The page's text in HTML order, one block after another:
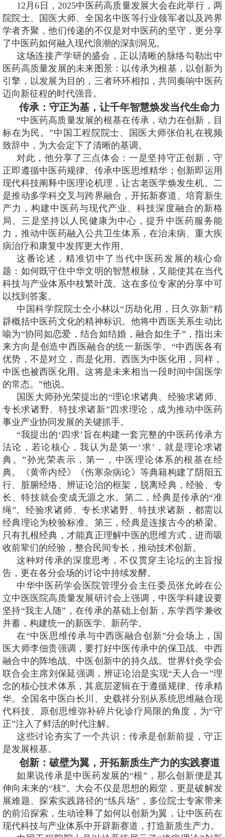
12月6日，2025中医药高质量发展大会在此举行，两
院院士、国医大师、全国名中医等行业领军者以及跨界
学者齐聚，他们传递的不仅是对中医药的坚守，更分享
了中医药如何融入现代浪潮的深刻洞见。
这场连接产学研的盛会，正以清晰的脉络勾勒出中
医药高质量发展的未来图景：以传承为根基，以创新为
引擎，以发展为目的，三者环环相扣，共同奏响中医药
迈向新征程的时代强音。
传承：守正为基，让千年智慧焕发当代生命力
“中医药高质量发展的根基在传承，动力在创新，目
标在为民。”中国工程院院士、国医大师张伯礼在视频
致辞中，为大会定下了清晰的基调。
对此，他分享了三点体会：一是坚持守正创新，守
正即遵循中医药规律、传承中医思维精华；创新即运用
现代科技阐释中医理论机理，让古老医学焕发生机。二
是推动多学科交叉与跨界融合，开拓新赛道、培育新生
产力，构建中医药与现代产业、科技深度融合的新格
局。三是坚持以人民健康为中心，提升中医药服务能
力，推动中医药融入公共卫生体系，在治未病、重大疾
病治疗和康复中发挥更大作用。
这番论述，精准切中了当代中医药发展的核心命
题：如何既守住中华文明的智慧根脉，又能使其在当代
科技与产业体系中枝繁叶茂。这在多位专家的分享中可
以找到答案。
中国科学院院士仝小林以“历劫化用，日久弥新”精
辟概括中医药文化的精神标识。他将中西医关系生动比
喻为“协同如恋爱，结合如结婚，融合如生子”，指出未
来方向是创造中西医融合的统一新医学。“中西医各有
优势，不是对立，而是化用。西医为中医化用，同样，
中医也被西医化用。这将是未来相当一段时间中国医学
的常态。”他说。
国医大师孙光荣提出的“理论求诸典、经验求诸师、
专长求诸野、特技求诸新”四求理论，成为推动中医药
事业产业协同发展的关键抓手。
“我提出的‘四求’旨在构建一套完整的中医药传承方
法论，若论核心，我认为是第一‘求’，就是理论求诸
典。”孙光荣表示，第一，中医理论体系的根基在经
典。《黄帝内经》《伤寒杂病论》等典籍构建了阴阳五
行、脏腑经络、辨证论治的框架，脱离经典，经验、专
长、特技就会变成无源之水。第二，经典是传承的“准
绳”。经验求诸师、专长求诸野、特技求诸新，都需以
经典理论为校验标准。第三，经典是连接古今的桥梁。
只有扎根经典，才能真正理解中医的思维方式，进而吸
收前辈们的经验，整合民间专长，推动技术创新。
这种对传承的深度思考，不仅贯穿主论坛的主旨报
告，更在各分会场的讨论中持续发酵。
中华中医药学会医院管理分会主任委员张允岭在公
立中医医院高质量发展研讨会上强调，中医学科建设要
坚持“我主人随”，在传承的基础上创新，东学西学兼收
并蓄，构建统一的新医学、新药学。
在“中医思维传承与中西医融合创新”分会场上，国
医大师李佃贵强调，要打好中医传承中的保卫战、中西
融合中的阵地战、中医创新中的持久战。世界针灸学会
联合会主席刘保延强调，辨证论治是实现“天人合一”理
念的核心技术体系，其底层逻辑在于遵循规律、传承精
华。全国名中医白长川、史载祥分别从系统思维融合现
代科技、原创思维弥补碎片化诊疗局限的角度，为“守
正”注入了鲜活的时代注解。
这些讨论夯实了一个共识：传承是创新前提，守正
是发展根基。
创新：破壁为翼，开拓新质生产力的实践赛道
如果说传承是中医药发展的“根”，那么创新便是其
伸向未来的“枝”。大会不仅是思想的殿堂，更是破解发
展难题、探索实践路径的“练兵场”，多位院士专家带来
的前沿探索，生动诠释了如何以创新为翼，让中医药在
现代科技与产业体系中开辟新赛道，打造新质生产力。